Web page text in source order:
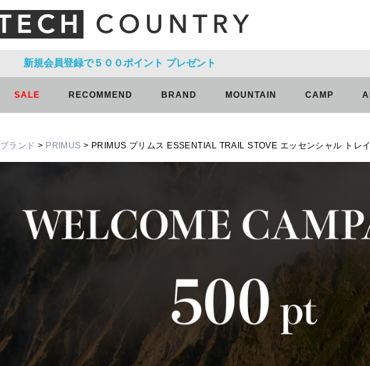
新規会員登録で５００ポイント プレゼント
SALE RECOMMEND BRAND MOUNTAIN CAMP
ブランド PRIMUS PRIMUS プリムス ESSENTIAL TRAIL STOVE エッセンシャル トレ